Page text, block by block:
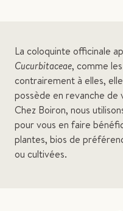
La coloquinte officinale
Cucurbitaceae, comme
contrairement à elles,
possède en revanche
Chez Boiron, nous
pour vous en faire
plantes, bios de
ou cultivées.